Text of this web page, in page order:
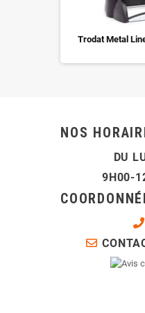
Trodat Metal
NOS
DU
9H00-